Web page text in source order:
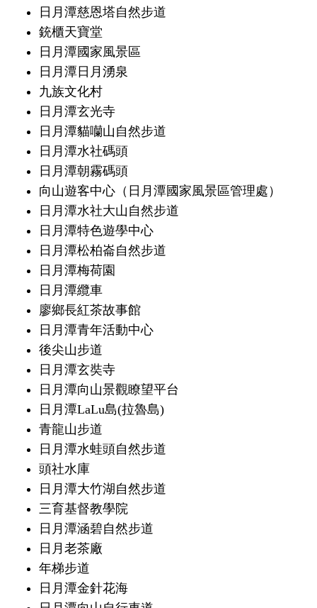
日月潭慈恩塔自然步道
銃櫃天寶堂
日月潭國家風景區
日月潭日月湧泉
九族文化村
日月潭玄光寺
日月潭貓囒山自然步道
日月潭水社碼頭
日月潭朝霧碼頭
向山遊客中心（日月潭國家風景區管理處）
日月潭水社大山自然步道
日月潭特色遊學中心
日月潭松柏崙自然步道
日月潭梅荷園
日月潭纜車
廖鄉長紅茶故事館
日月潭青年活動中心
後尖山步道
日月潭玄奘寺
日月潭向山景觀瞭望平台
日月潭LaLu島(拉魯島)
青龍山步道
日月潭水蛙頭自然步道
頭社水庫
日月潭大竹湖自然步道
三育基督教學院
日月潭涵碧自然步道
日月老茶廠
年梯步道
日月潭金針花海